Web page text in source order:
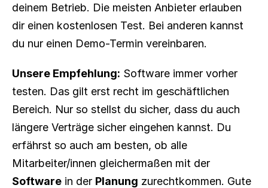
deinem Betrieb. Die meisten Anbieter erlauben
dir einen kostenlosen Test. Bei anderen kannst
du nur einen Demo-Termin vereinbaren.
Unsere Empfehlung: Software immer vorher
testen. Das gilt erst recht im geschäftlichen
Bereich. Nur so stellst du sicher, dass du auch
längere Verträge sicher eingehen kannst. Du
erfährst so auch am besten, ob alle
Software in der Planung